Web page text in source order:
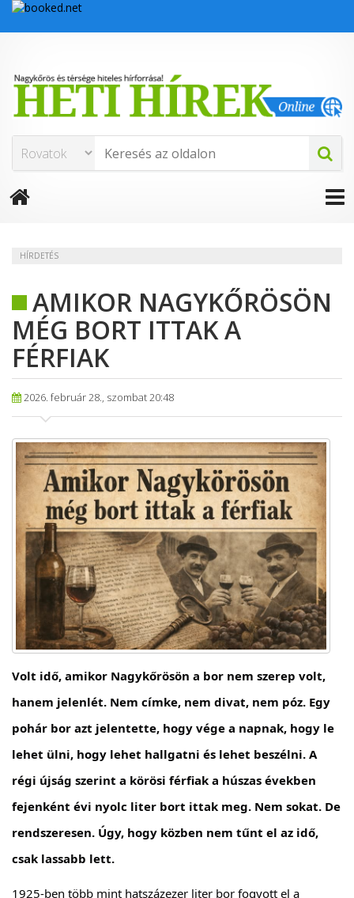
HÍRDETÉS
AMIKOR NAGYKŐRÖSÖN
MÉG BORT ITTAK A
FÉRFIAK
2026. február 28., szombat 20:48
Volt idő, amikor Nagykőrösön a bor nem szerep volt,
hanem jelenlét. Nem címke, nem divat, nem póz. Egy
pohár bor azt jelentette, hogy vége a napnak, hogy le
lehet ülni, hogy lehet hallgatni és lehet beszélni. A
régi újság szerint a körösi férfiak a húszas években
fejenként évi nyolc liter bort ittak meg. Nem sokat. De
rendszeresen. Úgy, hogy közben nem tűnt el az idő,
csak lassabb lett.
1925-ben több mint hatszázezer liter bor fogyott el a